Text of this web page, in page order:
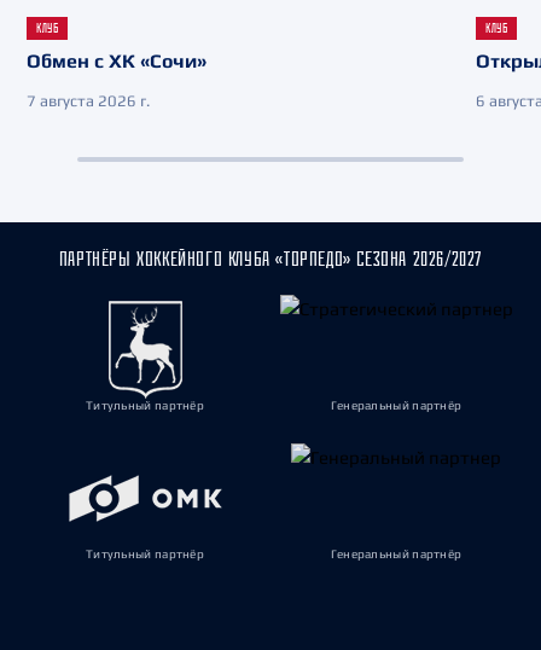
КЛУБ
Обмен с ХК «Сочи»
7 августа 2026 г.
КЛУБ
6
ПАРТНЁРЫ ХОККЕЙНОГО КЛУБА «ТОРПЕДО» СЕЗОНА 2026/2027
Титульный партнёр Генеральный партнёр
Титульный партнёр Генеральный партнёр